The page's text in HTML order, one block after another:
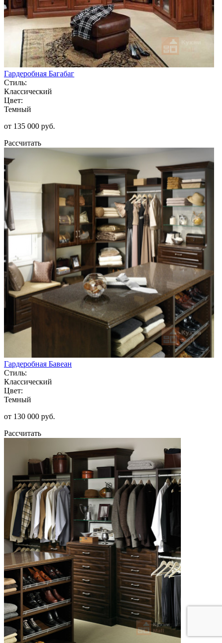
Гардеробная Багабаг
Стиль:
Классический
Цвет:
Темный
от 135 000 руб.
Рассчитать
Гардеробная Бавеан
Стиль:
Классический
Цвет:
Темный
от 130 000 руб.
Рассчитать